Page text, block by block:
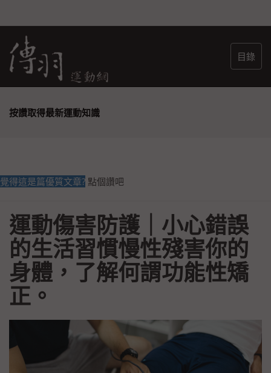
目錄
按讚取得最新運動知識
覺得這是篇優質文章? 點個讚吧
運動傷害防護｜小心錯誤
的生活習慣慢性殘害你的
身體，了解何謂功能性矯
正。